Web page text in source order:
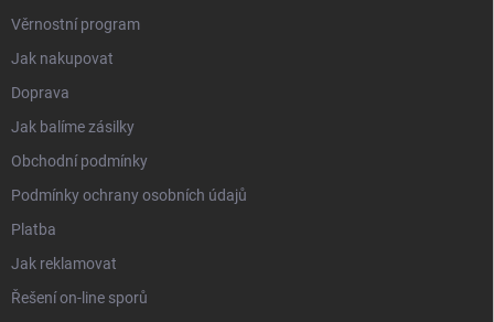
Věrnostní program
Jak nakupovat
Doprava
Jak balíme zásilky
Obchodní podmínky
Podmínky ochrany osobních údajů
Platba
Jak reklamovat
Řešení on-line sporů